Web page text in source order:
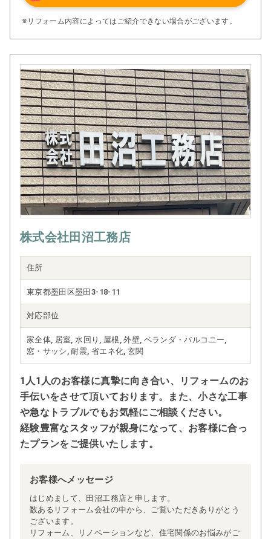
は、お客様が一生安心して幸せに過ご
せる住まいをつくり、その住まいを守
す。
これほど素晴らしい仕事をさせていた
だくにふさわしいホスピタリティマイ
ンド(人を喜ばせ癒す人格)を持ってい
る会社、そう評されるよう従業員一同
精進してまいります。
※リフォーム内容によってはご紹介できない場合がございます。
株式会社田沼工務店
住所
東京都墨田区墨田3-18-11
対応部位
家全体, 居室, 水回り, 屋根, 外壁, ベランダ・バルコニー,
窓・サッシ, 耐震, 省エネ化, 玄関
1人1人のお客様に真摯に向き合い、リフォームのお
手伝いをさせて頂いております。また、小さな工事
や急なトラブルでもお気軽にご相談ください。
経験豊富なスタッフが親身になって、お客様に合っ
たプランをご提供いたします。
お客様へメッセージ
はじめまして、田沼工務店と申します。
数あるリフォーム会社の中から、ご覧いただきありがとう
ございます。
リフォーム、リノベーションなど、住宅関係のお悩みがご